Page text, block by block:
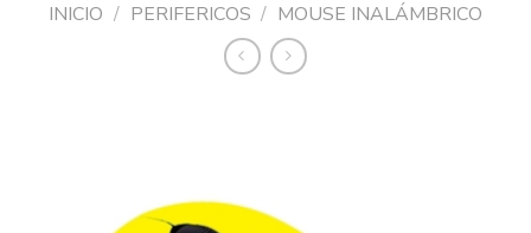
INICIO / PERIFERICOS / MOUSE INALÁMBRICO